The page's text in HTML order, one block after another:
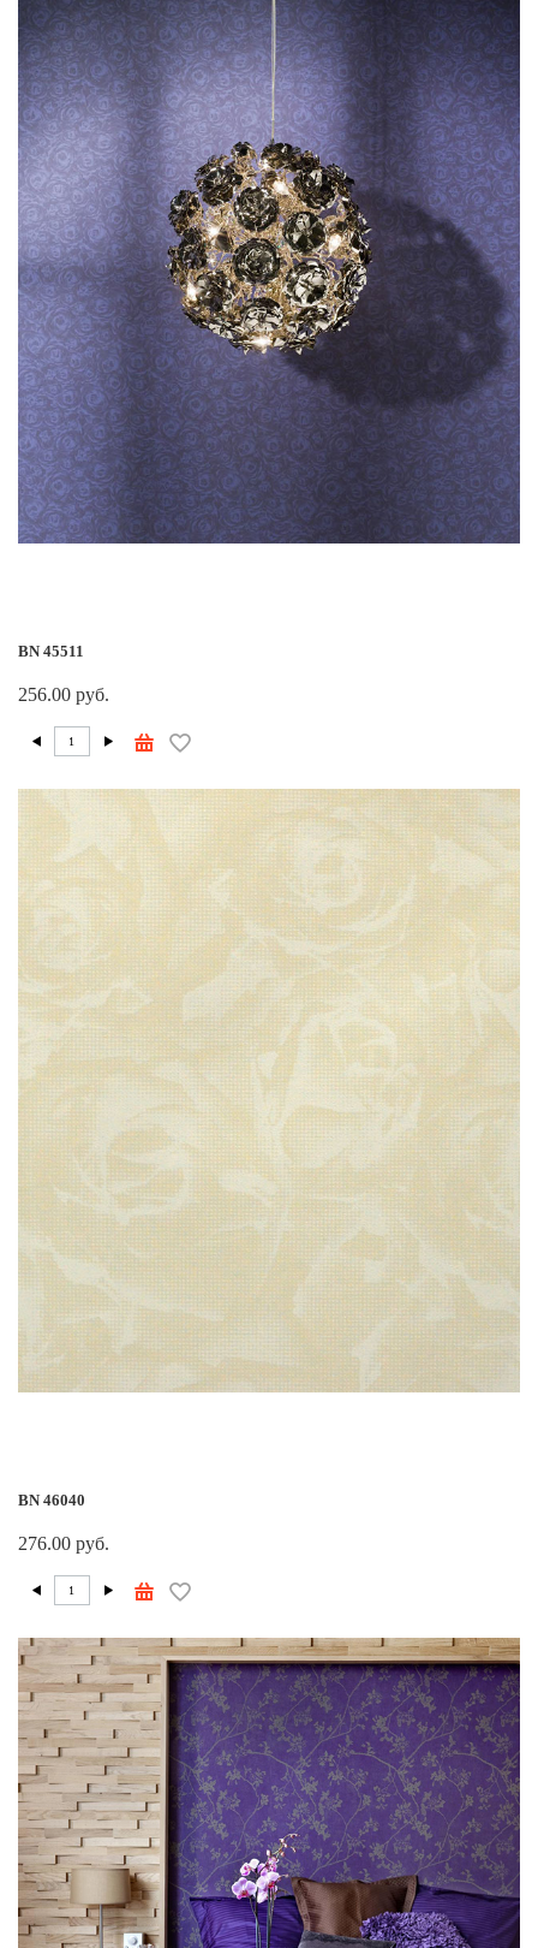
BN 45511
256.00 руб.
BN 46040
276.00 руб.